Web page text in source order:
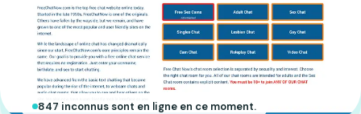
847 inconnus sont en ligne en ce moment.